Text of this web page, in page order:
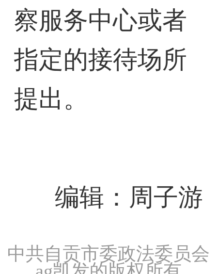
察服务中心或者
指定的接待场所
提出。
编辑：周子游
中共自贡市委政法委员会